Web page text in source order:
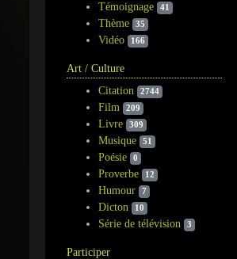
Témoignage 41
Thème 35
Vidéo 166
Art / Culture
Citation
2744
Film 209
Livre 309
Musique 51
Poésie 0
Proverbe 12
Humour 7
Dicton 10
Série de télévision 3
Participer